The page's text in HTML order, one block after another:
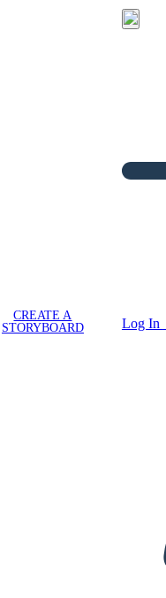
CREATE A
STORYBOARD
Log In